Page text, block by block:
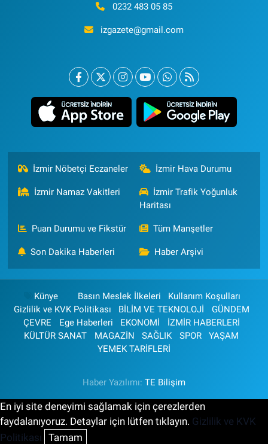
0232 483 05 85
izgazete@gmail.com
İzmir Nöbetçi Eczaneler İzmir Hava Durumu
İzmir Namaz Vakitleri
İzmir Trafik Yoğunluk
Haritası
Puan Durumu ve Fikstür Tüm Manşetler
Son Dakika Haberleri Haber Arşivi
Künye Basın Meslek İlkeleri
Kullanım Koşulları
Gizlilik ve KVK Politikası
BİLİM VE TEKNOLOJİ
GÜNDEM
ÇEVRE
Ege Haberleri EKONOMİ
İZMİR HABERLERİ
KÜLTÜR SANAT
MAGAZİN SAĞLIK SPOR
YAŞAM
YEMEK TARİFLERİ
Haber Yazılımı: TE Bilişim
En iyi site deneyimi sağlamak için çerezlerden
faydalanıyoruz. Detaylar için lütfen tıklayın. Gizlilik ve KVK
Politikası Tamam